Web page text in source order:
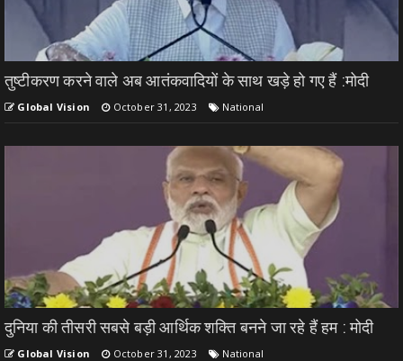
तुष्टीकरण करने वाले अब आतंकवादियों के साथ खड़े हो गए हैं :मोदी
Global Vision October 31, 2023 National
दुनिया की तीसरी सबसे बड़ी आर्थिक शक्ति बनने जा रहे हैं हम : मोदी
Global Vision October 31, 2023 National